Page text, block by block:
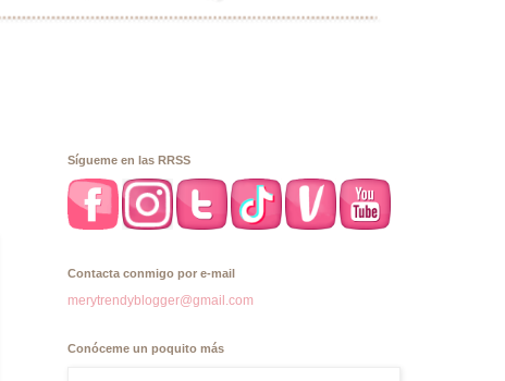
Sígueme en las RRSS
Contacta conmigo por e-mail
merytrendyblogger@gmail.com
Conóceme un poquito más